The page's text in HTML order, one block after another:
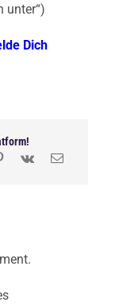
unter“)
Dich